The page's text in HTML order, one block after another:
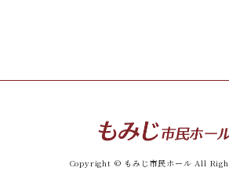
Copyright © もみじ市民ホール All